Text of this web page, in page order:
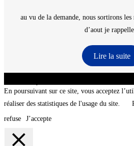
au vu de la demande, nous sortirons
d’aout je
Lire la suite
En poursuivant sur ce site, vous acceptez
réaliser des statistiques de l'usage du site.
refuse
J’accepte